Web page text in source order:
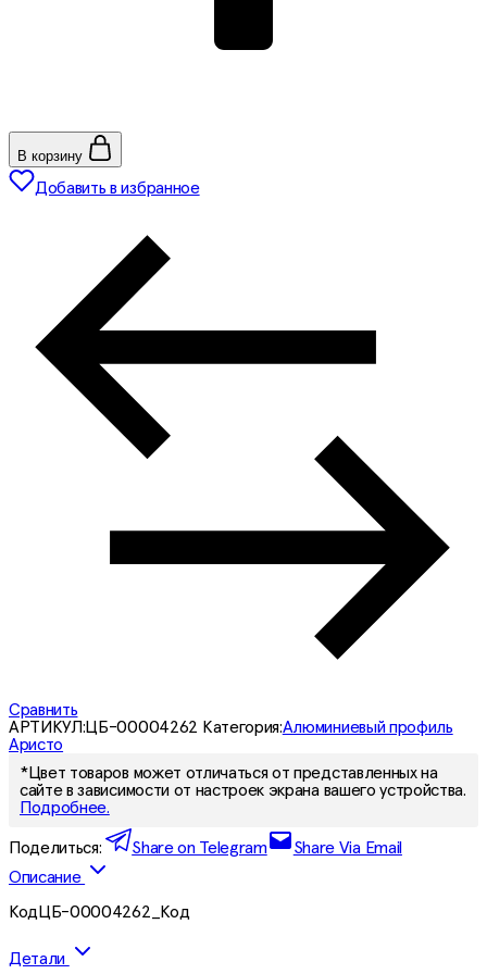
В корзину
Добавить в избранное
Сравнить
АРТИКУЛ:ЦБ-00004262 Категория:Алюминиевый профиль
Аристо
*Цвет товаров может отличаться от представленных на
сайте в зависимости от настроек экрана вашего устройства.
Подробнее.
Поделиться: Share on Telegram
Share Via Email
Описание
КодЦБ-00004262_Код
Детали